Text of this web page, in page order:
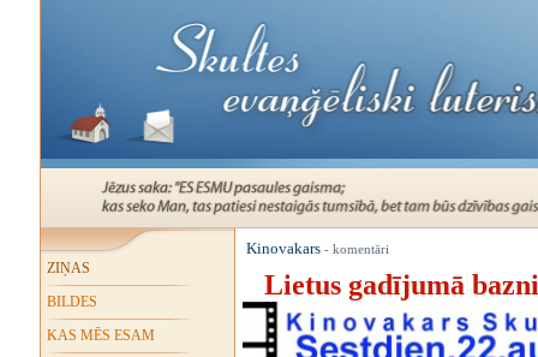
ZIŅAS
BILDES
KAS MĒS ESAM
Kinovakars- komentāri
Lietus gadījumā